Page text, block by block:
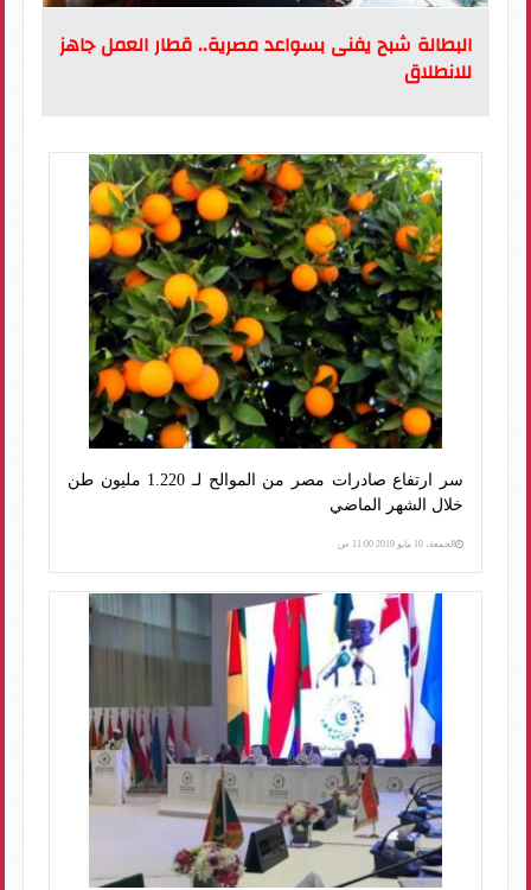
البطالة شبح يفنى بسواعد مصرية.. قطار العمل جاهز
للانطلاق
سر ارتفاع صادرات مصر من الموالح لـ 1.220 مليون طن
خلال الشهر الماضي
الجمعة، 10 مايو 2019 11:00 ص